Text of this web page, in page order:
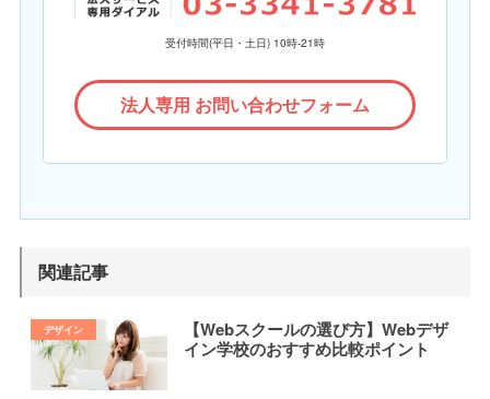
受付時間(平日・土日) 10時-21時
法人専用 お問い合わせフォーム
関連記事
【Webスクールの選び方】Webデザ
イン学校のおすすめ比較ポイント